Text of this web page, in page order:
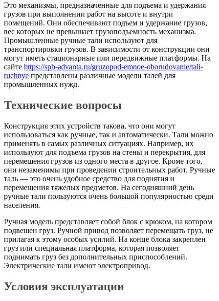
Это механизмы, предназначенные для подъема и удержания
грузов при выполнении работ на высоте и внутри
помещений. Они обеспечивают подъем и удержание грузов,
вес которых не превышает грузоподъемность механизма.
Промышленные ручные тали используют для
транспортировки грузов. В зависимости от конструкции они
могут иметь стационарные или передвижные платформы. На
сайте https://spb-advanta.ru/gruzopod-emnoe-oborudovanie/tali-
ruchnye представлены различные модели талей для
промышленных нужд.
Технические вопросы
Конструкция этих устройств такова, что они могут
использоваться как ручные, так и автоматически. Тали можно
применять в самых различных ситуациях. Например, их
используют для подъема грузов на стены и перекрытия, для
перемещения грузов из одного места в другое. Кроме того,
они незаменимы при проведении строительных работ. Ручные
таль — это очень удобное средство для поднятия и
перемещения тяжелых предметов. На сегодняшний день
ручные тали пользуются очень большой популярностью среди
населения.
Ручная модель представляет собой блок с крюком, на котором
подвешен груз. Ручной привод позволяет перемещать груз, не
прилагая к этому особых усилий. На конце блока закреплен
груз или специальная платформа, которая позволяет
поднимать груз без дополнительных приспособлений.
Электрические тали имеют электропривод.
Условия эксплуатации